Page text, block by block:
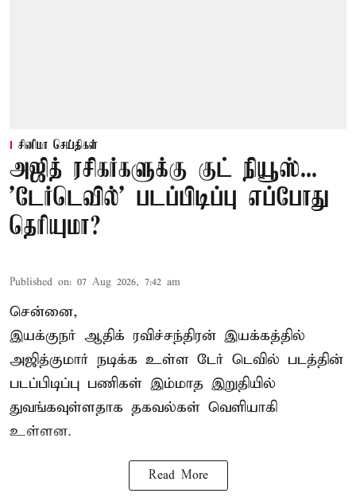
சினிமா செய்திகள்
அஜித் ரசிகர்களுக்கு குட் நியூஸ்...
'டேர்டெவில்' படப்பிடிப்பு எப்போது
தெரியுமா?
Published on: 07 Aug 2026, 7:42 am
சென்னை,
இயக்குநர் ஆதிக் ரவிச்சந்திரன் இயக்கத்தில்
அஜித்குமார் நடிக்க உள்ள டேர் டெவில் படத்தின்
படப்பிடிப்பு பணிகள் இம்மாத இறுதியில்
துவங்கவுள்ளதாக தகவல்கள் வெளியாகி
உள்ளன.
Read More